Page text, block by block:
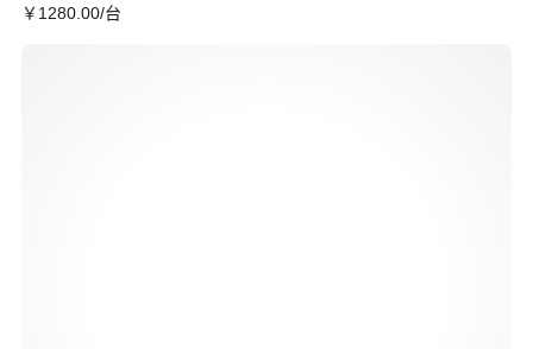
￥ 1280.00/台